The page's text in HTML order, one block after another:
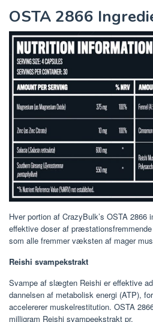
OSTA 2866
Hver portion af CrazyBulk’s OSTA 2866
effektive doser af
som alle fremmer væksten af ​​mager
Reishi svampekstrakt
Svampe af slægten Reishi er effektive
dannelsen af ​​metabolisk energi (ATP),
accelererer muskelrestitution. OSTA
milligram Reishi svampeekstrakt pr.